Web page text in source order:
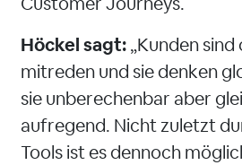
Höckel sagt:„Kunden
mitreden und sie denken
sie unberechenbar aber
aufregend. Nicht zuletzt
Tools ist es dennoch